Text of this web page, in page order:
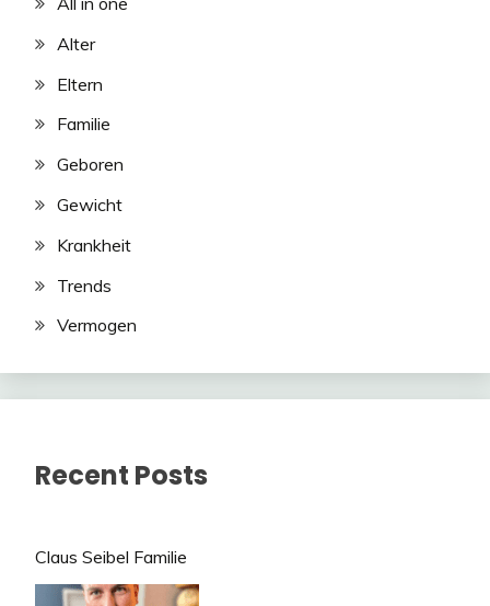
Alter
Eltern
Familie
Geboren
Gewicht
Krankheit
Trends
Vermogen
Recent Posts
Claus Seibel Familie